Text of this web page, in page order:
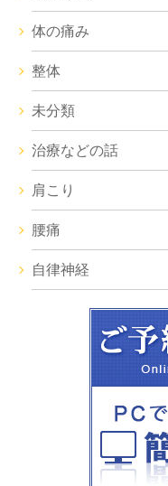
体の痛み
整体
未分類
治療などの話
肩こり
腰痛
自律神経